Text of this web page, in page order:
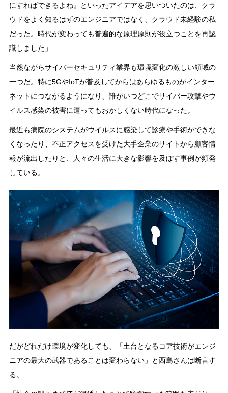
にすればできるよね』といったアイデアを思いついたのは、クラ
ウドをよく知るはずのエンジニアではなく、クラウド未経験の私
だった。時代が変わっても普遍的な原理原則が役立つことを再認
識しました」
当然ながらサイバーセキュリティ業界も環境変化の激しい領域の
一つだ。特に5GやIoTが普及してからはあらゆるものがインター
ネットにつながるようになり、誰がいつどこでサイバー攻撃やウ
イルス感染の被害に遭ってもおかしくない時代になった。
最近も病院のシステムがウイルスに感染して診療や手術ができな
くなったり、不正アクセスを受けた大手企業のサイトから顧客情
報が流出したりと、人々の生活に大きな影響を及ぼす事例が頻発
している。
だがどれだけ環境が変化しても、「土台となるコア技術がエンジ
ニアの最大の武器であることは変わらない」と西島さんは断言す
る。